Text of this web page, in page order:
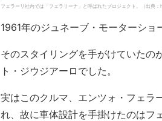
フェラーリ社内では「フェラリーナ」と呼ばれたプロジェクト。（出典
1961年のジュネーブ・モーターショ
そのスタイリングを手がけていたの
ト・ジウジアーロでした。
実はこのクルマ、エンツォ・フェラ
れ、故に車体設計を手掛けたのはフ